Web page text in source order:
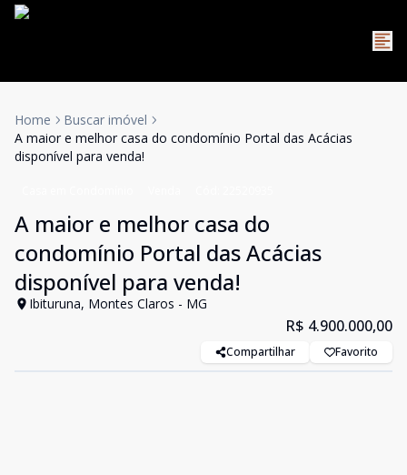
Home
Buscar imóvel
A maior e melhor casa do condomínio Portal das Acácias
disponível para venda!
A maior e melhor casa do
condomínio Portal das Acácias
disponível para venda!
Ibituruna, Montes Claros - MG
R$ 4.900.000,00
Compartilhar Favorito